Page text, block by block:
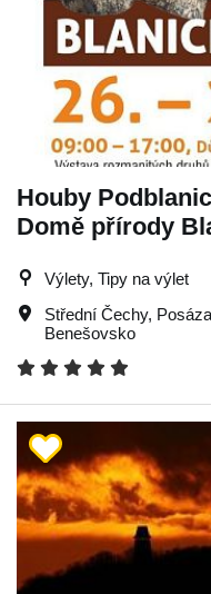
Houby
Domě přírody
Výlety, Tipy na výlet
Střední Čechy,
Benešovsko